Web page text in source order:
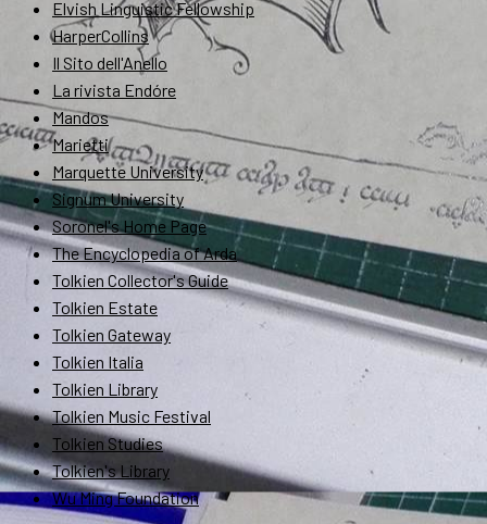
Elvish Linguistic Fellowship
HarperCollins
Il Sito dell'Anello
La rivista Endóre
Mandos
Marietti
Marquette University
Signum University
Soronel's Home Page
The Encyclopedia of Arda
Tolkien Collector's Guide
Tolkien Estate
Tolkien Gateway
Tolkien Italia
Tolkien Library
Tolkien Music Festival
Tolkien Studies
Tolkien's Library
Wu Ming Foundation